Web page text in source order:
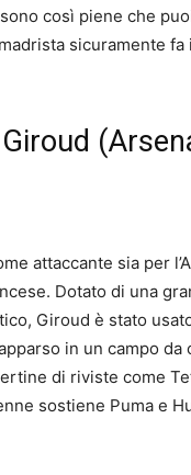
così piene che
sicuramente fa
attaccante sia per
Dotato di una
Giroud è stato
in un campo da
di riviste come
sostiene Puma e